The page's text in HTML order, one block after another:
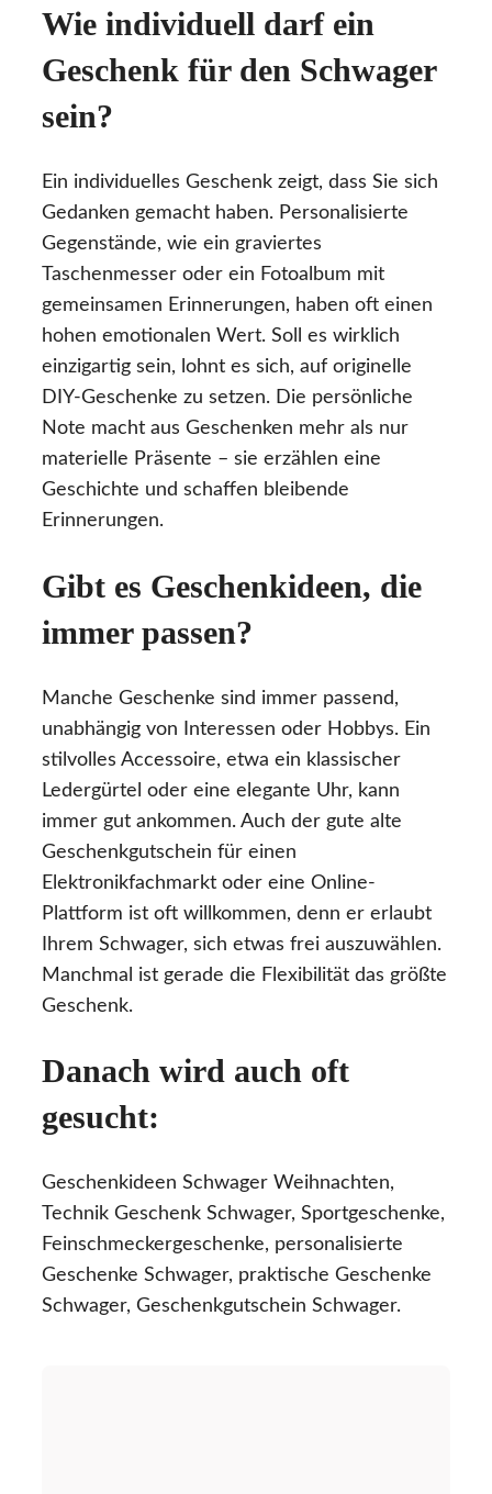
Wie individuell darf ein
Geschenk für den Schwager
sein?
Ein individuelles Geschenk zeigt, dass Sie sich
Gedanken gemacht haben. Personalisierte
Gegenstände, wie ein graviertes
Taschenmesser oder ein Fotoalbum mit
gemeinsamen Erinnerungen, haben oft einen
hohen emotionalen Wert. Soll es wirklich
einzigartig sein, lohnt es sich, auf originelle
DIY-Geschenke zu setzen. Die persönliche
Note macht aus Geschenken mehr als nur
materielle Präsente – sie erzählen eine
Geschichte und schaffen bleibende
Erinnerungen.
Gibt es Geschenkideen, die
immer passen?
Manche Geschenke sind immer passend,
unabhängig von Interessen oder Hobbys. Ein
stilvolles Accessoire, etwa ein klassischer
Ledergürtel oder eine elegante Uhr, kann
immer gut ankommen. Auch der gute alte
Geschenkgutschein für einen
Elektronikfachmarkt oder eine Online-
Plattform ist oft willkommen, denn er erlaubt
Ihrem Schwager, sich etwas frei auszuwählen.
Manchmal ist gerade die Flexibilität das größte
Geschenk.
Danach wird auch oft
gesucht:
Geschenkideen Schwager Weihnachten,
Technik Geschenk Schwager, Sportgeschenke,
Feinschmeckergeschenke, personalisierte
Geschenke Schwager, praktische Geschenke
Schwager, Geschenkgutschein Schwager.